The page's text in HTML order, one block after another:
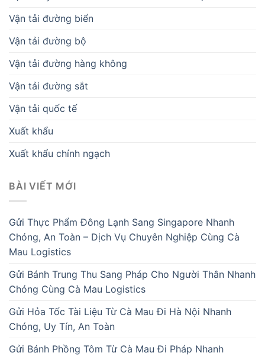
Vận tải đường biển
Vận tải đường bộ
Vận tải đường hàng không
Vận tải đường sắt
Vận tải quốc tế
Xuất khẩu
Xuất khẩu chính ngạch
BÀI VIẾT MỚI
Gửi Thực Phẩm Đông Lạnh Sang Singapore Nhanh
Chóng, An Toàn – Dịch Vụ Chuyên Nghiệp Cùng Cà
Mau Logistics
Gửi Bánh Trung Thu Sang Pháp Cho Người Thân Nhanh
Chóng Cùng Cà Mau Logistics
Gửi Hỏa Tốc Tài Liệu Từ Cà Mau Đi Hà Nội Nhanh
Chóng, Uy Tín, An Toàn
Gửi Bánh Phồng Tôm Từ Cà Mau Đi Pháp Nhanh